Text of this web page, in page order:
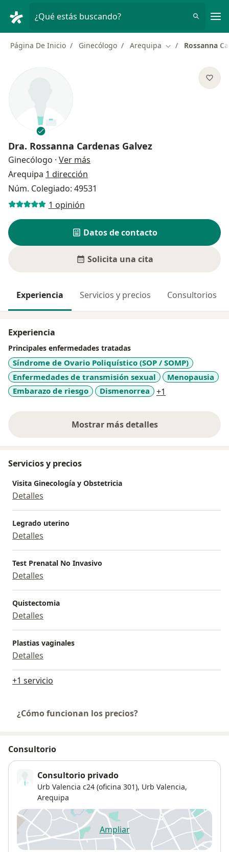
¿Qué estás buscando?
Página De Inicio Ginecólogo Arequipa Cambiar de
Rossanna
Dra. Rossanna Cardenas Galvez
Ginecólogo · Ver más
Arequipa 1 dirección
Núm. Colegiado: 49531
1 opinión
Datos de contacto
Solicita una cita
Experiencia Servicios y precios Consultorios
Experiencia
Principales enfermedades tratadas
Síndrome de Ovario Poliquístico (SOP / SOMP)
Enfermedades de transmisión sexual
Menopausia
Embarazo de riesgo
Dismenorrea +1
Mostrar más detalles
sobre la experiencia
Servicios y precios
Visita Ginecología y Obstetricia
Detalles
Legrado uterino
Detalles
Test Prenatal No Invasivo
Detalles
Quistectomia
Detalles
Plastias vaginales
Detalles
+1 servicio
¿Cómo funcionan los precios?
Consultorio
Consultorio privado
Urb Valencia c24 (oficina 301), Urb Valencia,
Arequipa
Ampliarse abre en una nueva